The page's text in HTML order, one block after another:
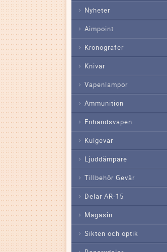
Nyheter
Aimpoint
Kronografer
Knivar
Vapenlampor
Ammunition
Enhandsvapen
Kulgevär
Ljuddämpare
Tillbehör Gevär
Delar AR-15
Magasin
Sikten och optik